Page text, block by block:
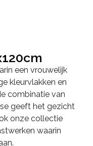
een vrouwelijk
kleurvlakken en
combinatie van
geeft het gezicht
onze collectie
waarin